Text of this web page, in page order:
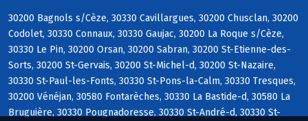
30200 Bagnols s/Cèze, 30330 Cavillargues, 30200 Chusclan, 30200
Codolet, 30330 Connaux, 30330 Gaujac, 30200 La Roque s/Cèze,
30330 Le Pin, 30200 Orsan, 30200 Sabran, 30200 St-Etienne-des-
Sorts, 30200 St-Gervais, 30200 St-Michel-d, 30200 St-Nazaire,
30330 St-Paul-les-Fonts, 30330 St-Pons-la-Calm, 30330 Tresques,
30200 Vénéjan, 30580 Fontarèches, 30330 La Bastide-d, 30580 La
Bruguière, 30330 Pougnadoresse, 30330 St-André-d, 30330 St-